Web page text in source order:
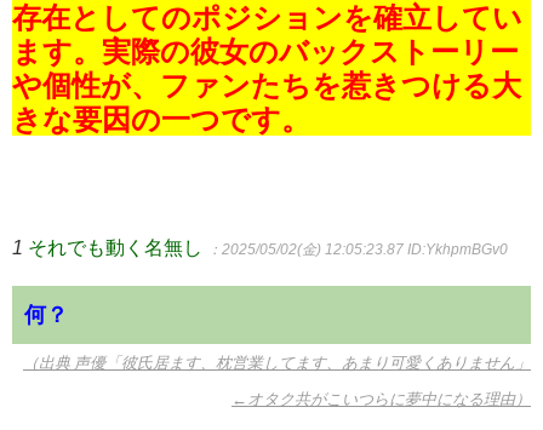
存在としてのポジションを確立してい
ます。実際の彼女のバックストーリー
や個性が、ファンたちを惹きつける大
きな要因の一つです。
1 それでも動く名無し ：2025/05/02(金) 12:05:23.87 ID:YkhpmBGv0
何？
（出典 声優「彼氏居ます、枕営業してます、あまり可愛くありません」
←オタク共がこいつらに夢中になる理由）